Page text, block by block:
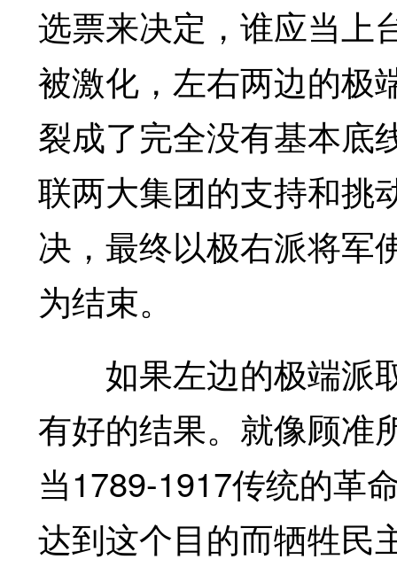
选票来决定，谁应当上
被激化，左右两边的极
裂成了完全没有基本底
联两大集团的支持和挑
决，最终以极右派将军
为结束。
如果左边的极端派
有好的结果。就像顾准
当1789-1917传统的革
达到这个目的而牺牲民